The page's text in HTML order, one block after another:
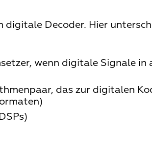
Decoder. Hier
wenn digitale Signale
das zur digitalen